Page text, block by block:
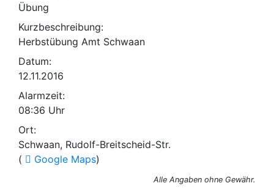
Übung
Kurzbeschreibung:
Herbstübung Amt Schwaan
Datum:
12.11.2016
Alarmzeit:
08:36 Uhr
Ort:
Schwaan, Rudolf-Breitscheid-Str.
(
Google Maps)
Alle Angaben ohne Gewähr.